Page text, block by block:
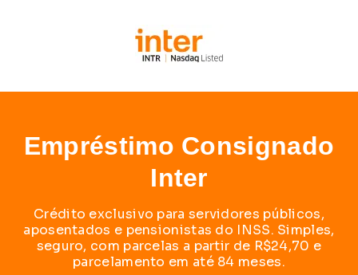
Empréstimo Consignado
Inter
Crédito exclusivo para servidores públicos,
aposentados e pensionistas do INSS. Simples,
seguro, com parcelas a partir de R$24,70 e
parcelamento em até 84 meses.